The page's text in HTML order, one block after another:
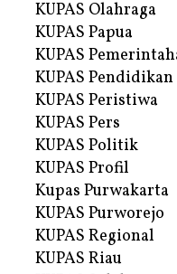
KUPAS Olahraga
KUPAS Papua
KUPAS
KUPAS Pendidikan
KUPAS Peristiwa
KUPAS Pers
KUPAS Politik
KUPAS Profil
Kupas Purwakarta
KUPAS Purworejo
KUPAS Regional
KUPAS Riau